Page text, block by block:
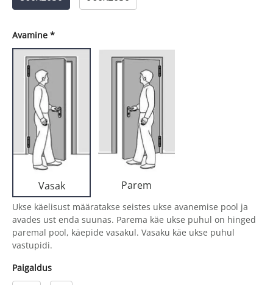
Avamine *
Vasak Parem
Ukse käelisust määratakse seistes ukse avanemise pool ja
avades ust enda suunas. Parema käe ukse puhul on hinged
paremal pool, käepide vasakul. Vasaku käe ukse puhul
vastupidi.
Paigaldus